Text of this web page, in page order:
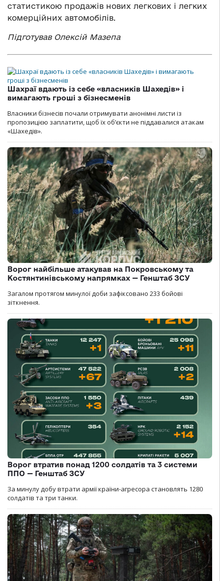
статистикою продажів нових легкових і легких
комерційних автомобілів.
Підготував Олексій Мазепа
Шахраї вдають із себе «власників Шахедів» і
вимагають гроші з бізнесменів
Власники бізнесів почали отримувати анонімні листи із
пропозицією заплатити, щоб їх об’єкти не піддавалися атакам
«Шахедів».
Ворог найбільше атакував на Покровському та
Костянтинівському напрямках — Генштаб ЗСУ
Загалом протягом минулої доби зафіксовано 233 бойові
зіткнення.
Ворог втратив понад 1200 солдатів та 3 системи
ППО — Генштаб ЗСУ
За минулу добу втрати армії країни-агресора становлять 1280
солдатів та три танки.